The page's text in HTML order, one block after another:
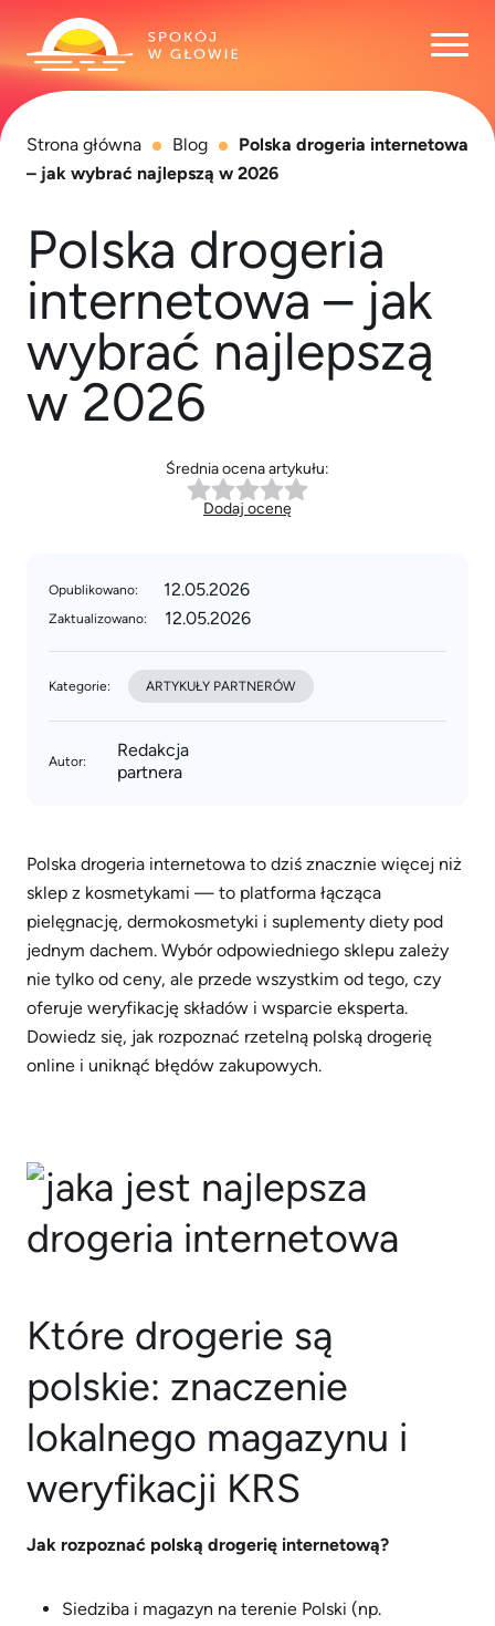
Strona główna Blog
Polska drogeria internetowa
– jak wybrać najlepszą w 2026
Polska drogeria
internetowa – jak
wybrać najlepszą
w 2026
Średnia ocena artykułu:
Dodaj ocenę
Autor:
Redakcja
partnera
Opublikowano: 12.05.2026
Zaktualizowano: 12.05.2026
Kategorie: ARTYKUŁY PARTNERÓW
Polska drogeria internetowa to dziś znacznie więcej niż
sklep z kosmetykami — to platforma łącząca
pielęgnację, dermokosmetyki i suplementy diety pod
jednym dachem. Wybór odpowiedniego sklepu zależy
nie tylko od ceny, ale przede wszystkim od tego, czy
oferuje weryfikację składów i wsparcie eksperta.
Dowiedz się, jak rozpoznać rzetelną polską drogerię
online i uniknąć błędów zakupowych.
Które drogerie są
polskie: znaczenie
lokalnego magazynu i
weryfikacji KRS
Jak rozpoznać polską drogerię internetową?
Siedziba i magazyn na terenie Polski (np.